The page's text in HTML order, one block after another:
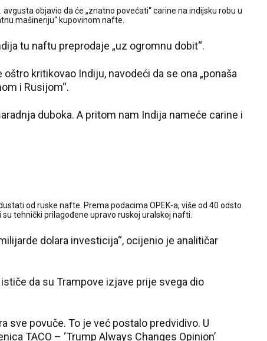
objavio da će „znatno povećati“ carine na indijsku robu u
mašineriju“ kupovinom nafte.
tu naftu preprodaje „uz ogromnu dobit“.
kritikovao Indiju, navodeći da se ona „ponaša
i Rusijom“.
duboka. A pritom nam Indija nameće carine i
od ruske nafte. Prema podacima OPEK-a, više od 40 odsto
tehnički prilagođene upravo ruskoj uralskoj nafti.
dolara investicija“, ocijenio je analitičar
da su Trampove izjave prije svega dio
sve povuče. To je već postalo predvidivo. U
TACO – ‘Trump Always Changes Opinion’